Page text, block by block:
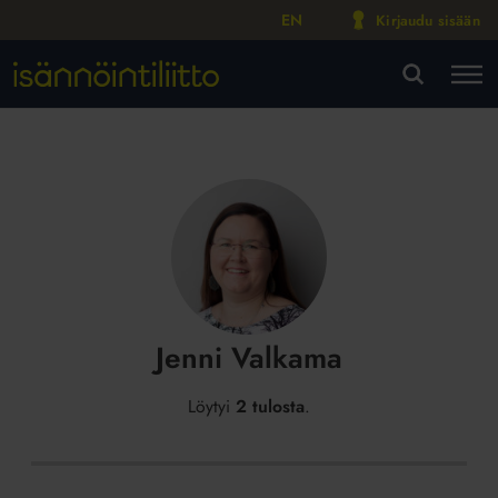
EN Kirjaudu sisään
Jenni Valkama
Löytyi 2 tulosta.